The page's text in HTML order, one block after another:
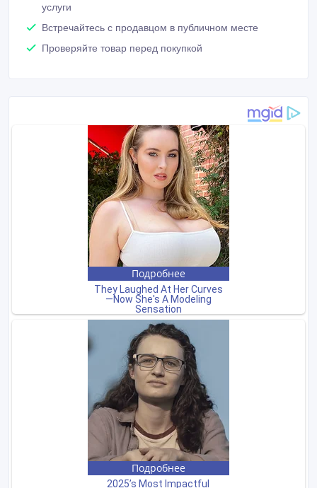
услуги
Встречайтесь с продавцом в публичном месте
Проверяйте товар перед покупкой